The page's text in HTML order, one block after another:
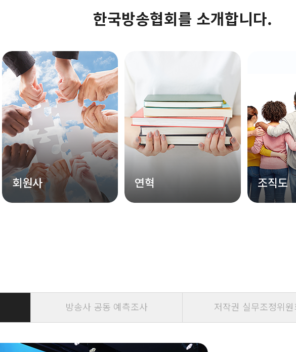
한국방송협회를 소개합니다.
회원사 연혁 조직도
방송사 공동 예측조사 저작권 실무조정위